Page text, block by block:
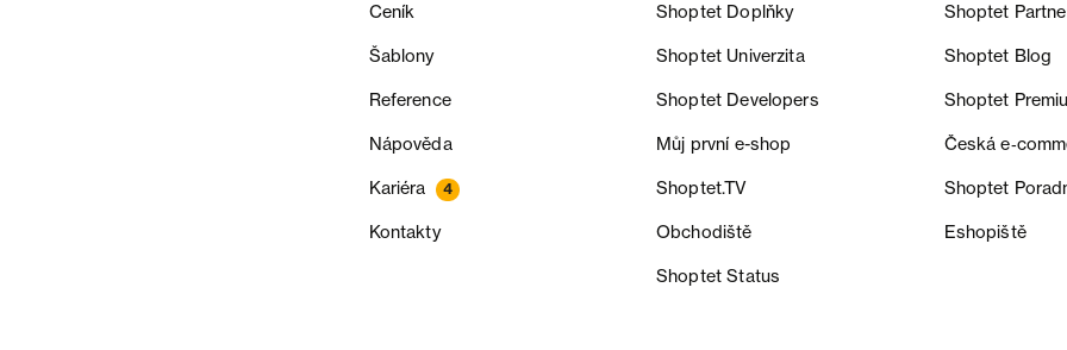
Ceník
Šablony
Reference
Nápověda
Kariéra 4
Kontakty
Shoptet Doplňky Shoptet
Shoptet Univerzita Shoptet Blog
Shoptet Developers Shoptet
Můj první e-shop Česká
Shoptet.TV Shoptet
Obchodiště Eshopiště
Shoptet Status